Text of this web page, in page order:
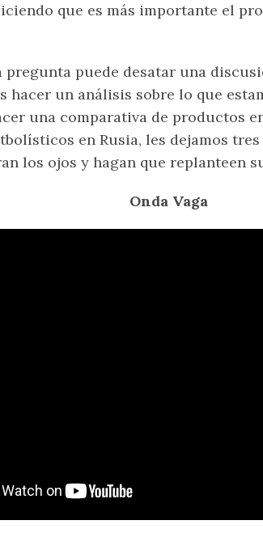
que es más importante el
pregunta puede desatar una
hacer un análisis sobre lo que
una comparativa de productos
en Rusia, les dejamos
los ojos y hagan que replanteen
Onda Vaga